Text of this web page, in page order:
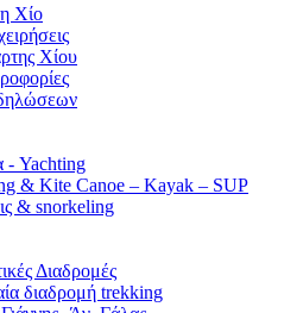
Χίο
Χίου
- Yachting
& Kite Canoe – Kayak – SUP
& snorkeling
Διαδρομές
διαδρομή trekking